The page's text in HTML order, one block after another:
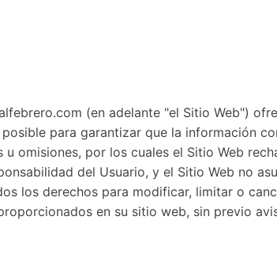
(en adelante "el Sitio Web")
para garantizar que la información
omisiones, por los cuales el Sitio Web
del Usuario, y el Sitio Web no
los derechos para modificar, limitar o
en su sitio web, sin previo